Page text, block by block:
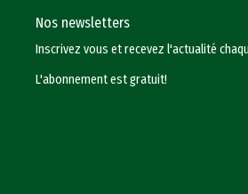
Nos newsletters
Inscrivez vous et recevez l'actualité
L'abonnement est gratuit!